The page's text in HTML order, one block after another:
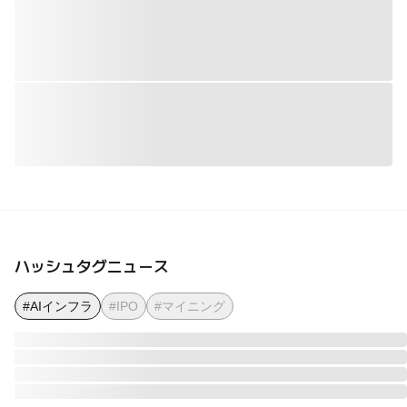
ハッシュタグニュース
#AIインフラ #IPO #マイニング